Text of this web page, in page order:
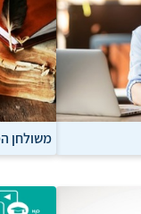
משולחן